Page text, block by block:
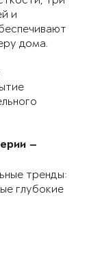
и
дома.
—
тренды:
глубокие